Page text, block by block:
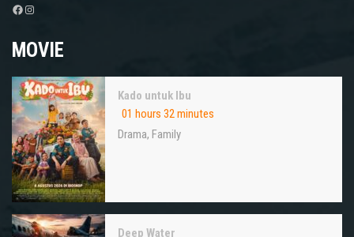
Facebook
Instagram
MOVIE
Kado untuk Ibu
01 hours 32 minutes
Drama, Family
Deep Water